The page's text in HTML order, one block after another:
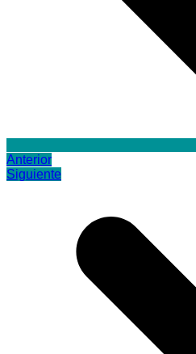
Anterior
Siguiente